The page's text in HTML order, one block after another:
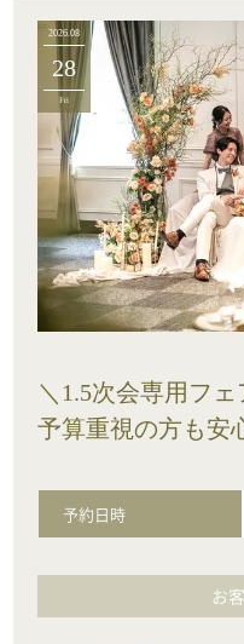
2026.08
28
Fri
＼1.5次会専用フェ
予算重視の方も安
予約日時
お